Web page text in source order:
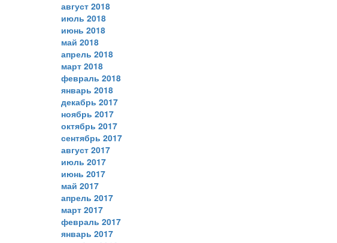
август 2018
июль 2018
июнь 2018
май 2018
апрель 2018
март 2018
февраль 2018
январь 2018
декабрь 2017
ноябрь 2017
октябрь 2017
сентябрь 2017
август 2017
июль 2017
июнь 2017
май 2017
апрель 2017
март 2017
февраль 2017
январь 2017